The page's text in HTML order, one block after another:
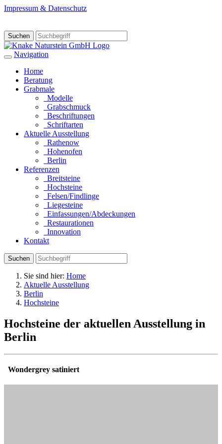
Impressum & Datenschutz
Suchen
Navigation
Home
Beratung
Grabmale
Modelle
Grabschmuck
Beschriftungen
Schriftarten
Aktuelle Ausstellung
Rathenow
Hohenofen
Berlin
Referenzen
Breitsteine
Hochsteine
Felsen/Findlinge
Liegesteine
Einfassungen/Abdeckungen
Restaurationen
Innovation
Kontakt
Suchen
Sie sind hier: Home
Aktuelle Ausstellung
Berlin
Hochsteine
Hochsteine der aktuellen Ausstellung in
Berlin
Wondergrey satiniert